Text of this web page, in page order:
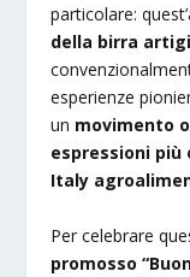
particolare:
della birra
esperienze
un movimento
espressioni più
Italy
Per celebrare
promosso